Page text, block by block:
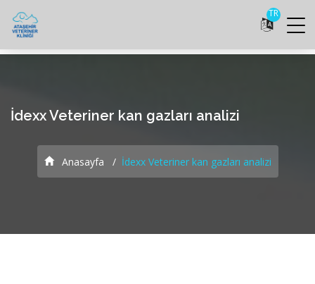
TR
İdexx Veteriner kan gazları analizi
Anasayfa İdexx Veteriner kan gazları analizi